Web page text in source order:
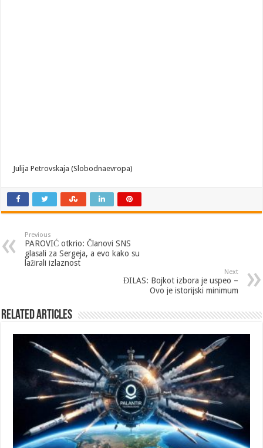
Julija Petrovskaja (Slobodnaevropa)
Previous
PAROVIĆ otkrio: Članovi SNS
glasali za Sergeja, a evo kako su
lažirali izlaznost
Next
ĐILAS: Bojkot izbora je uspeo –
Ovo je istorijski minimum
Related Articles